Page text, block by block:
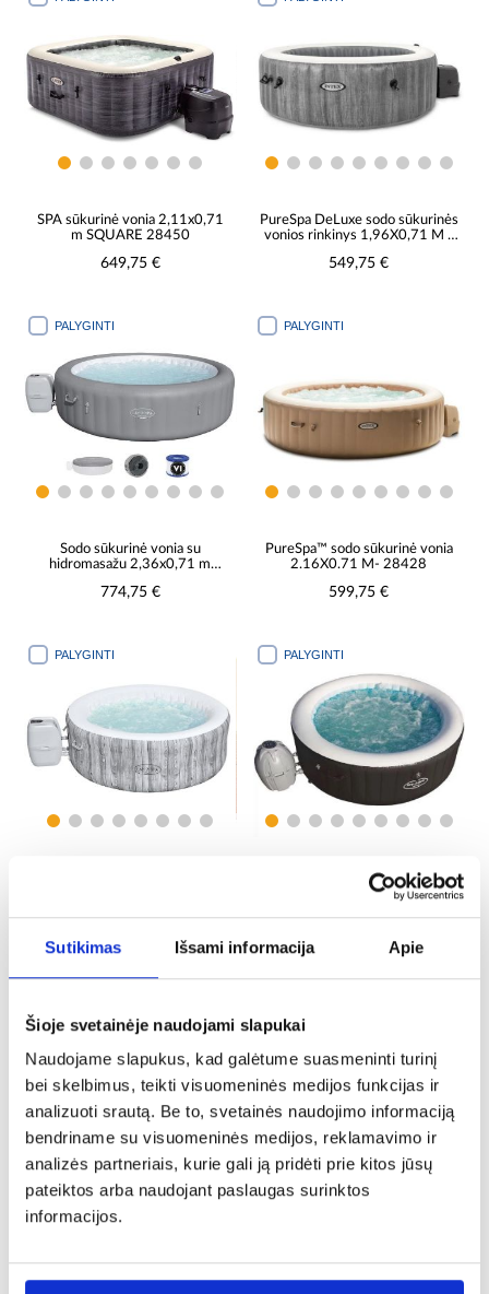
Sutikimas Išsami informacija Apie
Šioje svetainėje naudojami slapukai
Naudojame slapukus, kad galėtume suasmeninti turinį
bei skelbimus, teikti visuomeninės medijos funkcijas ir
analizuoti srautą. Be to, svetainės naudojimo informaciją
bendriname su visuomeninės medijos, reklamavimo ir
analizės partneriais, kurie gali ją pridėti prie kitos jūsų
pateiktos arba naudojant paslaugas surinktos
informacijos.
SPA sūkurinė vonia 2,11x0,71
m SQUARE 28450
649,75 €
PureSpa DeLuxe sodo sūkurinės
vonios rinkinys 1,96X0,71 M -
549,75 €
PALYGINTI
Sodo sūkurinė vonia su
hidromasažu 2,36x0,71 m
774,75 €
PALYGINTI
PureSpa™ sodo sūkurinė vonia
2.16X0.71 M- 28428
599,75 €
PALYGINTI
424,75 €
PALYGINTI
Sodo sūkurinė vonia su
hidromasažu 1,80 m x 66 cm
399,75 €
PALYGINTI
PureSpa™ sodo sūkurinė vonia
1.96X0.71 M- 28426
PALYGINTI